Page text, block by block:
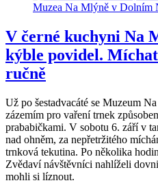
V černé kuchyni Na
kýble povidel.
ručně
Už po šestadvacáté se Muzeum
zázemím pro vaření trnek
prababičkami. V sobotu 6. září v
nad ohněm, za nepřetržitého
trnková tekutina. Po několika
Zvědaví návštěvníci nahlíželi
mohli si líznout.